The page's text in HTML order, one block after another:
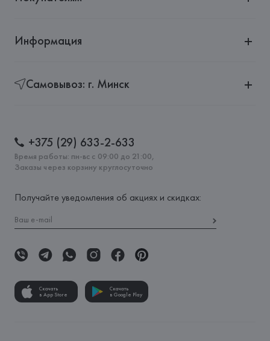
Информация
Самовывоз: г. Минск
+375 (29) 633-2-633
Время работы: пн-вс с 09:00 до 21:00,
Заказы через корзину круглосуточно
Получайте уведомления об акциях и скидках:
Скачать
в App Store
Скачать
в Google Play